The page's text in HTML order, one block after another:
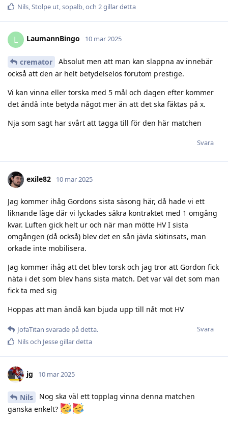
Nils Stolpe ut sopalb , och 2gillar detta
L LaumannBingo 10 mar 2025
cremator
Absolut men att man kan slappna av innebär
också att den är helt betydelselös förutom prestige.
Vi kan vinna eller torska med 5 mål och dagen efter kommer
det ändå inte betyda något mer än att det ska fäktas på x.
Nja som sagt har svårt att tagga till för den här matchen
Svara
exile82 10 mar 2025
Jag kommer ihåg Gordons sista säsong här, då hade vi ett
liknande läge där vi lyckades säkra kontraktet med 1 omgång
kvar. Luften gick helt ur och när man mötte HV I sista
omgången (då också) blev det en sån jävla skitinsats, man
orkade inte mobilisera.
Jag kommer ihåg att det blev torsk och jag tror att Gordon fick
näta i det som blev hans sista match. Det var väl det som man
fick ta med sig
Hoppas att man ändå kan bjuda upp till nåt mot HV
Svara
JofaTitan svarade på detta.
Nilsoch Jessegillar detta
jg 10 mar 2025
Nils
Nog ska väl ett topplag vinna denna matchen
ganska enkelt?